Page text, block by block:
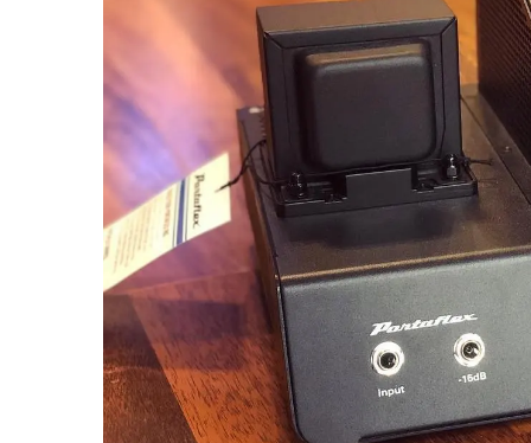
American Pro Classic
Nouveau
American Ultra II
American Vintage II
Vintera III
Nouveau
Vintera II
Player II
Made in Japan
Standard
Nouveau
Gold Foil
Flight
Godin
Guild
Gretsch
GMR Exclusivité
Contrebasse UB
Kala
Marcus Miller Sire
Serie F10
Serie M2
Serie P5
Serie U5
Serie V3
Serie V5
Serie V7
Serie Z3
Serie Z7
Markbass
Marleaux